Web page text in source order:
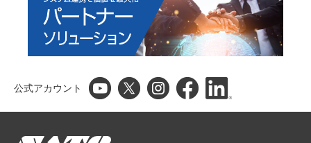
公式アカウント